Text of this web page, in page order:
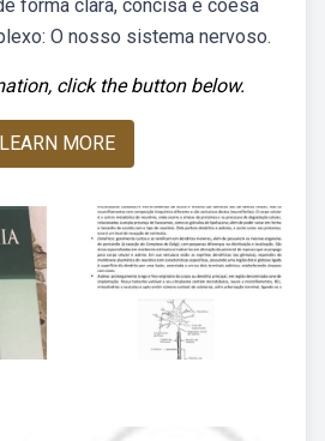
forma clara, concisa e coesa
O nosso sistema nervoso.
click the button below.
LEARN MORE